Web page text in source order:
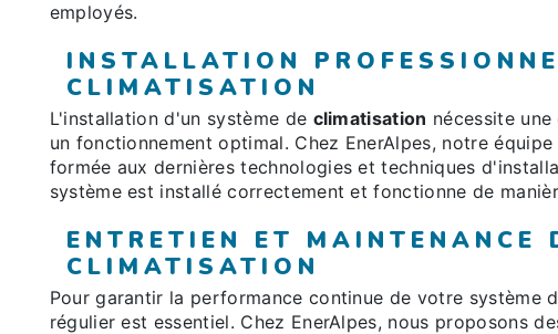
employés.
INSTALLATION
CLIMATISATION
L'installation d'un système de climatisation nécessite
un fonctionnement optimal. Chez EnerAlpes, notre
formée aux dernières technologies et techniques
système est installé correctement et fonctionne de
ENTRETIEN ET MAINTENANCE
CLIMATISATION
Pour garantir la performance continue de votre système
régulier est essentiel. Chez EnerAlpes, nous proposons